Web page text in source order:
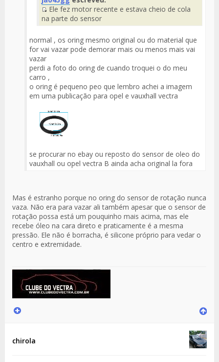
Mensaje
Fuente
del
Mensaje
Ele fez motor recente e estava cheio de cola
na parte do sensor
normal , os oring mesmo original ou do material que
for vai vazar pode demorar mais ou menos mais vai
vazar
perdi a foto do oring de cuando troquei o do meu
carro ,
o oring é pequeno peo que lembro achei a imagem
em uma publicação para opel e vauxhall vectra
se procurar no ebay ou reposto do sensor de oleo do
vauxhall ou opel vectra B ainda acha original la fora
Mas é estranho porque no oring do sensor de rotação nunca
vaza. Não era para vazar ali também apesar que o sensor de
rotação possa está um pouquinho mais acima, mas ele
recebe óleo na cara direto e praticamente é a mesma
pressão. Ele não é borracha, é silicone próprio para vedar o
centro e extremidade.
chirola